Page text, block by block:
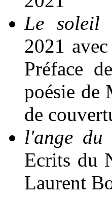
Le soleil
2021
Préface
poésie de
de
l'ange du
Ecrits du
Laurent